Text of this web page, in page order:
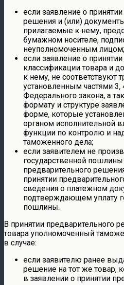
если заявление о
решения и (или)
прилагаемые к нему,
бумажном носителе,
неуполномоченным лицом;
если заявление о
классификации товара и
к нему, не соответствуют
установленным частями 3,
Федерального закона, а
формату и структуре
форме, которые
органом исполнительной
функции по контролю и
таможенного дела;
если заявителем не
государственной пошлины
предварительного
принятии
сведения о платежном
подтверждающем уплату
пошлины.
В принятии предварительного
товара уполномоченный
в случае:
если заявителю ранее
решение на тот же товар,
в заявлении о принятии